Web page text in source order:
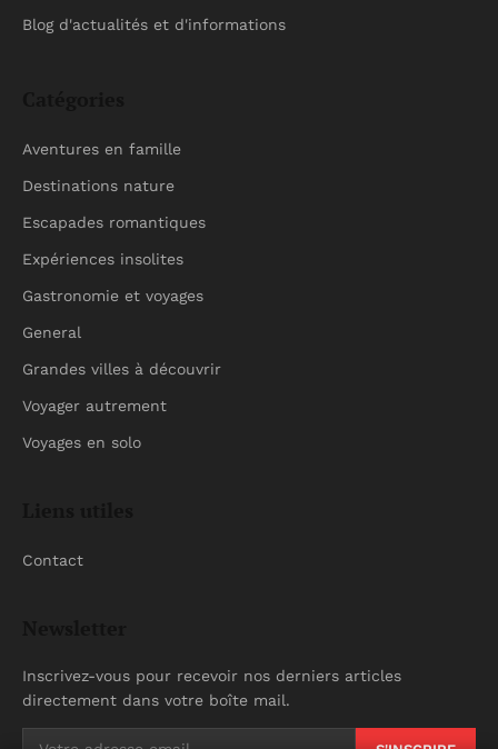
Blog d'actualités et d'informations
Aventures en famille
Destinations nature
Escapades romantiques
Expériences insolites
Gastronomie et voyages
General
Grandes villes à découvrir
Voyager autrement
Voyages en solo
Contact
Inscrivez-vous pour recevoir nos derniers articles
directement dans votre boîte mail.